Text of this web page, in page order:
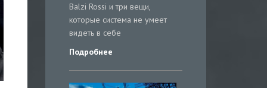
Balzi Rossi и три вещи,
которые система не умеет
видеть в себе
Подробнее